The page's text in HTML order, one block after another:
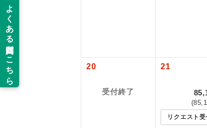
20
受付終了
21
リクエスト
2026/8/
2026/8/
2026/
2026/10/
2026/
当ツ
ご同